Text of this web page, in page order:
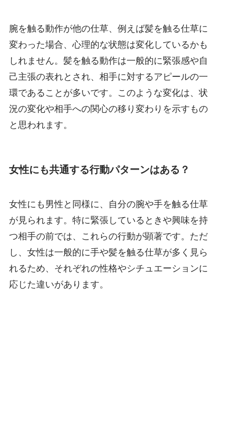
腕を触る動作が他の仕草、例えば髪を触る仕草に
変わった場合、心理的な状態は変化しているかも
しれません。髪を触る動作は一般的に緊張感や自
己主張の表れとされ、相手に対するアピールの一
環であることが多いです。このような変化は、状
況の変化や相手への関心の移り変わりを示すもの
と思われます。
女性にも共通する行動パターンはある？
女性にも男性と同様に、自分の腕や手を触る仕草
が見られます。特に緊張しているときや興味を持
つ相手の前では、これらの行動が顕著です。ただ
し、女性は一般的に手や髪を触る仕草が多く見ら
れるため、それぞれの性格やシチュエーションに
応じた違いがあります。